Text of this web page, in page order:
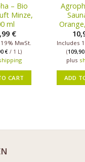
– Bio
Minze,
ml
€
MwSt.
€ / 1 L)
CART
Includes
(109,90
plus
ADD